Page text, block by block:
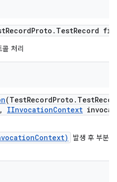
RecordProto . TestRecord
처리
(TestRecordProto . Test
, IInvocationContext
발생 후 부분